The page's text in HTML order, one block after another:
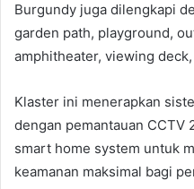
Burgundy juga dilengkapi
garden path, playground,
amphitheater, viewing
Klaster ini menerapkan
dengan pemantauan
smart home system untuk
keamanan maksimal bagi